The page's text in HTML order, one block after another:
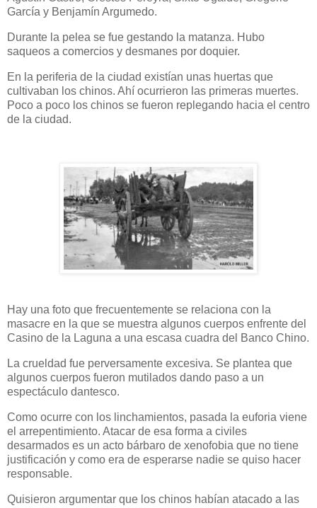
García y Benjamín Argumedo.
Durante la pelea se fue gestando la matanza. Hubo
saqueos a comercios y desmanes por doquier.
En la periferia de la ciudad existían unas huertas que
cultivaban los chinos. Ahí ocurrieron las primeras muertes.
Poco a poco los chinos se fueron replegando hacia el centro
de la ciudad.
Hay una foto que frecuentemente se relaciona con la
masacre en la que se muestra algunos cuerpos enfrente del
Casino de la Laguna a una escasa cuadra del Banco Chino.
La crueldad fue perversamente excesiva. Se plantea que
algunos cuerpos fueron mutilados dando paso a un
espectáculo dantesco.
Como ocurre con los linchamientos, pasada la euforia viene
el arrepentimiento. Atacar de esa forma a civiles
desarmados es un acto bárbaro de xenofobia que no tiene
justificación y como era de esperarse nadie se quiso hacer
responsable.
Quisieron argumentar que los chinos habían atacado a las